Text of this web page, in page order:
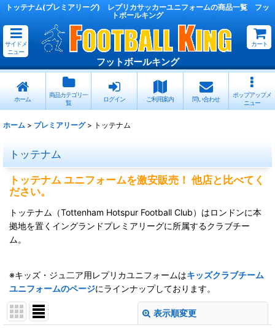
トッテナム(プレミアリーグ) レプリカサッカーユニフォームの商品一覧 フッ
トボールキング
サイドメ
ニュー
フットボールキング
カート
ホーム
商品カテゴリ一
覧
ログイン ご利用案内 問い合わせ
ポップアップメ
ニュー
ホーム > プレミアリーグ > トッテナム
トッテナム
トッテナム ユニフォームを激安販売！ 他店と比べてく
ださい。
トッテナム（Tottenham Hotspur Football Club）はロンドンに本
拠地を置くイングランドプレミアリーグに所属するクラブチー
ム。
※キッズ・ジュ二ア用レプリカユニフォームはキッズクラブチーム
ユニフォームのページにラインナップしております。
表示順変更